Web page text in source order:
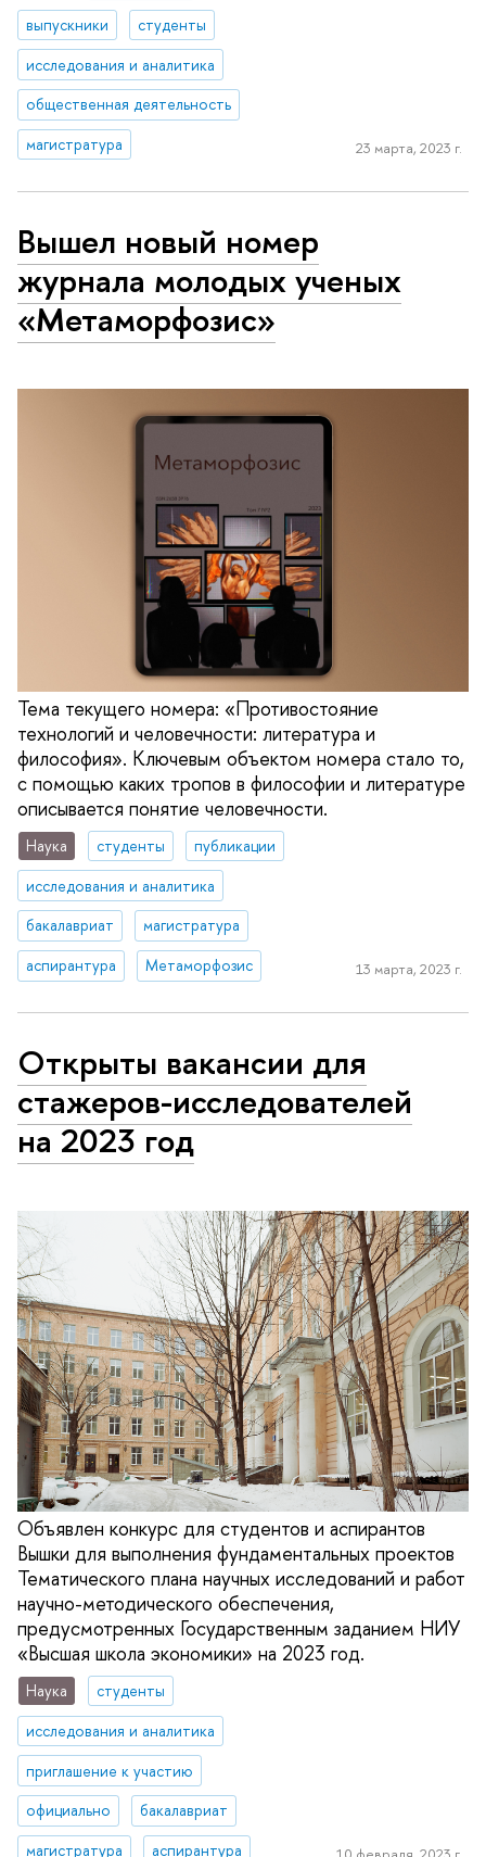
выпускники
студенты
исследования и аналитика
общественная деятельность
магистратура
23 марта, 2023 г.
Вышел новый номер
журнала молодых ученых
«Метаморфозис»
Тема текущего номера: «Противостояние
технологий и человечности: литература и
философия». Ключевым объектом номера стало то,
с помощью каких тропов в философии и литературе
описывается понятие человечности.
Наука студенты
публикации
исследования и аналитика
бакалавриат
магистратура
аспирантура
Метаморфозис 13 марта, 2023 г.
Открыты вакансии для
стажеров-исследователей
на 2023 год
Объявлен конкурс для студентов и аспирантов
Вышки для выполнения фундаментальных проектов
Тематического плана научных исследований и работ
научно-методического обеспечения,
предусмотренных Государственным заданием НИУ
«Высшая школа экономики» на 2023 год.
Наука
студенты
исследования и аналитика
приглашение к участию
официально
бакалавриат
магистратура
аспирантура